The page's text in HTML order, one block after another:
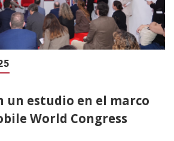
un estudio en el marco
World Congress